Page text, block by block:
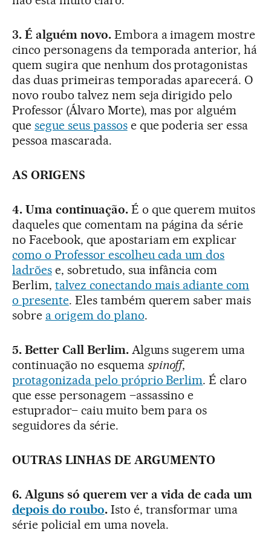
3. É alguém novo.Embora a imagem mostre
cinco personagens da temporada anterior, há
quem sugira que nenhum dos protagonistas
das duas primeiras temporadas aparecerá. O
novo roubo talvez nem seja dirigido pelo
Professor (Álvaro Morte), mas por alguém
que segue seus passose que poderia ser essa
pessoa mascarada.
AS ORIGENS
4. Uma continuação.É o que querem muitos
daqueles que comentam na página da série
no Facebook, que apostariam em explicar
como o Professor escolheu cada um dos
ladrõese, sobretudo, sua infância com
Berlim, talvez conectando mais adiante com
o presente. Eles também querem saber mais
sobre a origem do plano.
5. Better Call Berlim.Alguns sugerem uma
continuação no esquema spinoff,
protagonizada pelo próprio Berlim. É claro
que esse personagem –assassino e
estuprador– caiu muito bem para os
seguidores da série.
OUTRAS LINHAS DE ARGUMENTO
6. Alguns só querem ver a vida de cada um
depois do roubo.Isto é, transformar uma
série policial em uma novela.